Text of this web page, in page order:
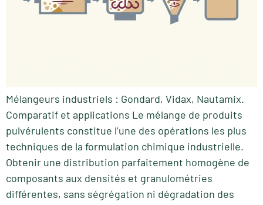
Mélangeurs industriels : Gondard, Vidax, Nautamix.
Comparatif et applications Le mélange de produits
pulvérulents constitue l’une des opérations les plus
techniques de la formulation chimique industrielle.
Obtenir une distribution parfaitement homogène de
composants aux densités et granulométries
différentes, sans ségrégation ni dégradation des